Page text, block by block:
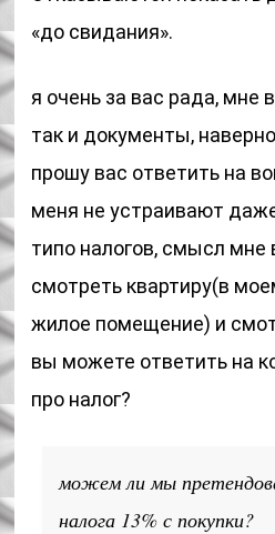
«до свидания».
я очень за вас рада, мне
так и документы,
прошу вас ответить на
меня не устраивают
типо налогов, смысл мне
смотреть квартиру(в
жилое помещение) и
вы можете ответить на
про налог?
можем ли мы
налога 13% с покупки?